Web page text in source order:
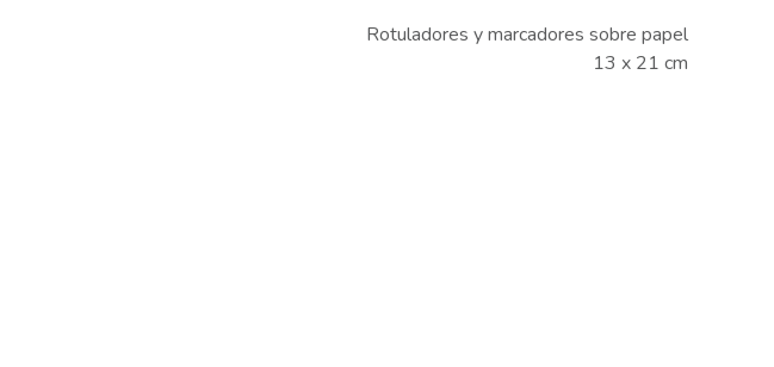
Rotuladores y marcadores sobre papel
13 x 21 cm